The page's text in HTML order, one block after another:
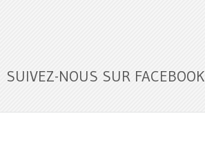
SUIVEZ-NOUS SUR FACEBOOK